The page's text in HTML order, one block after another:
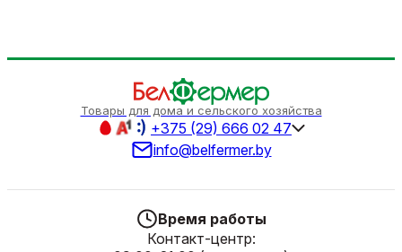
Товары для дома и сельского хозяйства
+375 (29) 666 02 47
info@belfermer.by
Время работы
Контакт-центр: